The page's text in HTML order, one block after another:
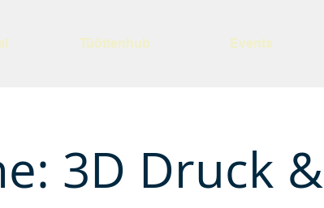
Tüöttenhub Events
3D Druck &